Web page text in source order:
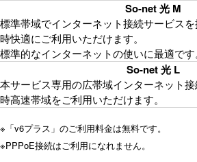
So-net 光 M
標準帯域でインターネット接続サービス
時快適にご利用いただけます。
標準的なインターネットの使いに最適です
So-net 光 L
本サービス専用の広帯域インターネット
時高速帯域をご利用いただけます。
※ 「v6プラス」のご利用料金は無料です。
※PPPoE接続はご利用になれません。